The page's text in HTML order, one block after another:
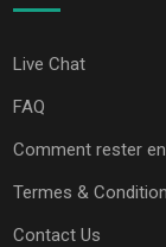
Live Chat
FAQ
Comment rester
Termes &
Contact Us